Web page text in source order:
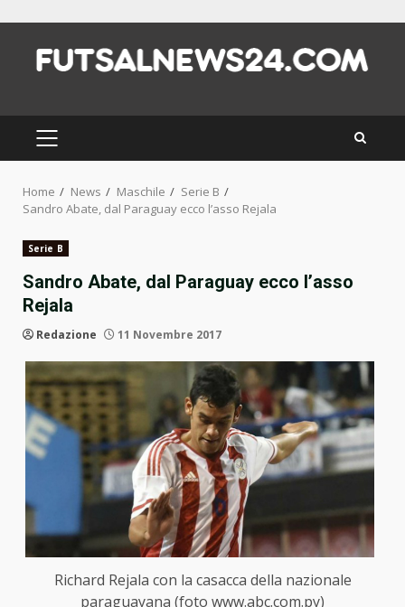
content
PRIMARY
MENU
Home News Maschile
Serie B
Sandro Abate, dal Paraguay ecco l’asso Rejala
Serie B
Sandro Abate, dal Paraguay ecco l’asso
Rejala
Redazione 11 Novembre 2017
Richard Rejala con la casacca della nazionale
paraguayana (foto www.abc.com.py)